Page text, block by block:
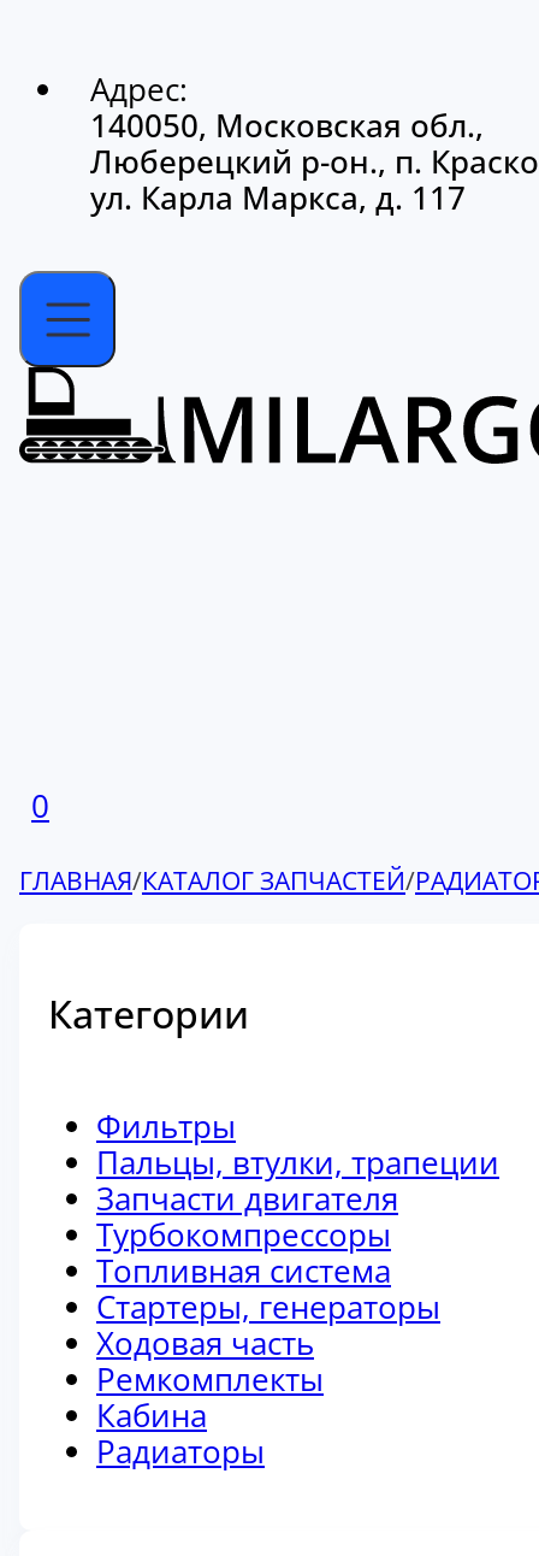
Адрес:
140050, Московская обл.,
Люберецкий р-он., п.
ул. Карла Маркса, д. 117
0
ГЛАВНАЯ/КАТАЛОГ ЗАПЧАСТЕЙ/
Категории
Фильтры
Пальцы, втулки, трапеции
Запчасти двигателя
Турбокомпрессоры
Топливная система
Стартеры, генераторы
Ходовая часть
Ремкомплекты
Кабина
Радиаторы